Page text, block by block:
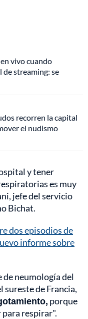
vivo cuando
de streaming: se
recorren la capital
el nudismo
y tener
es muy
jefe del servicio
Bichat.
dos episodios de
informe sobre
de neumología del
sureste de Francia,
porque
respirar".